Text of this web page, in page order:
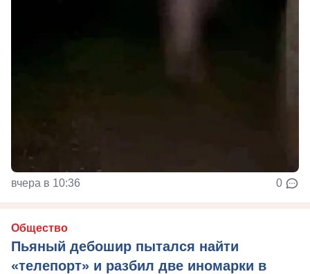
вчера в 10:36 0
Общество
Пьяный дебошир пытался найти
«телепорт» и разбил две иномарки в